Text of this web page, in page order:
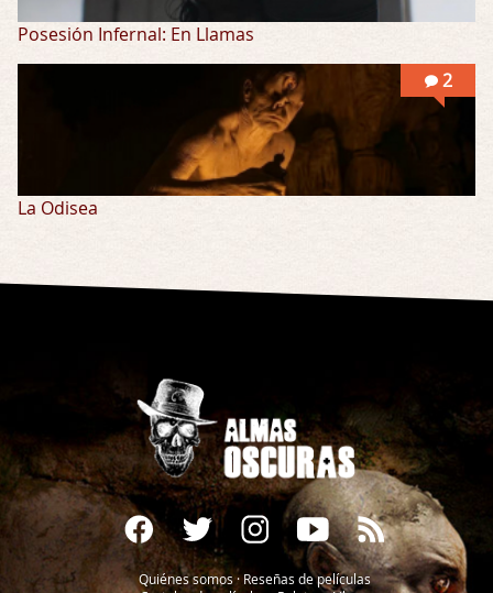
Posesión Infernal: En Llamas
2
La Odisea
Quiénes somos·Reseñas de películas